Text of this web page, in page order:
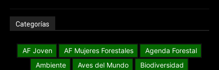
Categorías
AF Joven AF Mujeres Forestales
Agenda Forestal
Ambiente
Aves del Mundo
Biodiversidad